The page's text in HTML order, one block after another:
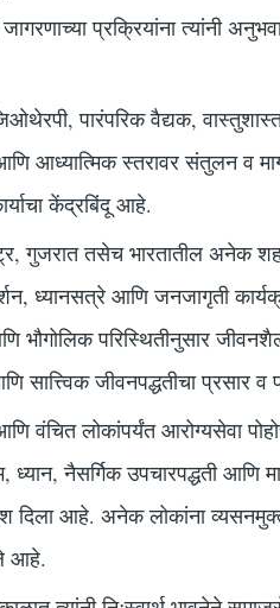
प्रक्रियांना त्यांनी
पारंपरिक वैद्यक,
आध्यात्मिक स्तरावर संतुलन व
केंद्रबिंदू आहे.
गुजरात तसेच भारतातील अनेक
ध्यानसत्रे आणि जनजागृती
भौगोलिक परिस्थितीनुसार
सात्त्विक जीवनपद्धतीचा
वंचित लोकांपर्यंत आरोग्यसेवा
नैसर्गिक उपचारपद्धती आणि
दिला आहे. अनेक लोकांना
आहे.